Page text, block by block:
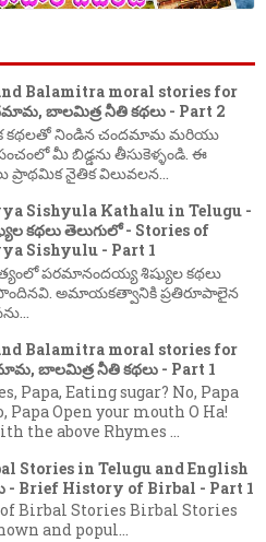
Balamitra moral stories for
బాలమిత్ర నీతి కథలు - Part 2
కథలతో నిండిన చందమామ మరియు
మీ బిడ్డను తీసుకెళ్ళండి. ఈ
ప్రాథమిక నైతిక విలువలన...
Sishyula Kathalu in Telugu -
కథలు తెలుగులో - Stories of
Sishyulu - Part 1
పరమానందయ్య శిష్యుల కథలు
పొందినవి. అమాయకత్వానికి ప్రతిరూపాలైన
Balamitra moral stories for
బాలమిత్ర నీతి కథలు - Part 1
Papa, Eating sugar? No, Papa
Open your mouth O Ha!
the above Rhymes ...
Stories in Telugu and English
- Brief History of Birbal - Part 1
Birbal Stories Birbal Stories
and popul...